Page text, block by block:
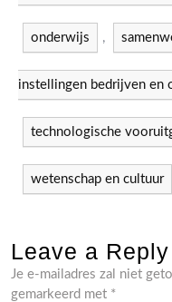
onderwijs ,
instellingen bedrijven en
technologische
wetenschap en cultuur
Leave a Reply
Je e-mailadres zal niet
gemarkeerd met *